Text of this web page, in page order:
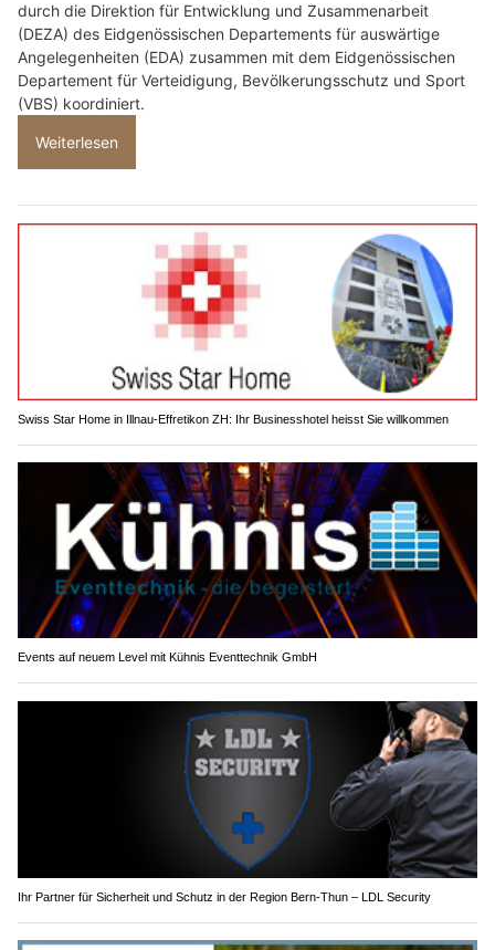
durch die Direktion für Entwicklung und Zusammenarbeit
(DEZA) des Eidgenössischen Departements für auswärtige
Angelegenheiten (EDA) zusammen mit dem Eidgenössischen
Departement für Verteidigung, Bevölkerungsschutz und Sport
(VBS) koordiniert.
Weiterlesen
Swiss Star Home in Illnau-Effretikon ZH: Ihr Businesshotel heisst Sie willkommen
Events auf neuem Level mit Kühnis Eventtechnik GmbH
Ihr Partner für Sicherheit und Schutz in der Region Bern-Thun – LDL Security